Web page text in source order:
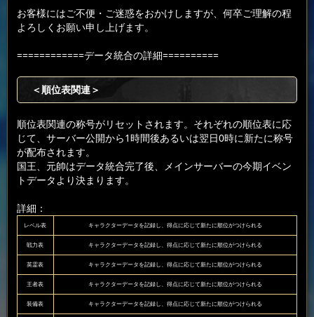
お客様にはご不便・ご迷惑をおかけしますが、何卒ご理解の程
よろしくお願い申し上げます。
============データ統合の詳細==========
＜順位表関連＞
順位表関連の称号がリセットされます。それぞれの順位表に応
じて、サーバー公開から1時間後あるいは翌日0時に新たに称号
が配布されます。
国王、元帥はデータ統合完了後、メインサーバーの今期イベン
トデータより決まります。
詳細：
レベル表 キャラクターデータを記録し、得点に応じて新たに順位がつけられる
戦力表 キャラクターデータを記録し、得点に応じて新たに順位がつけられる
英霊表 キャラクターデータを記録し、得点に応じて新たに順位がつけられる
王者表 キャラクターデータを記録し、得点に応じて新たに順位がつけられる
装備表 キャラクターデータを記録し、得点に応じて新たに順位がつけられる